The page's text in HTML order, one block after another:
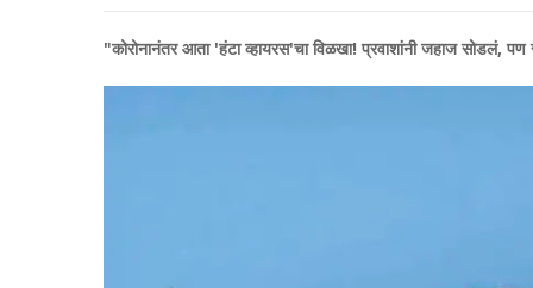
​"कोरोनानंतर आता 'हंटा व्हायरस'चा विळखा! प्रवाशांनी जहाज सोडलं,